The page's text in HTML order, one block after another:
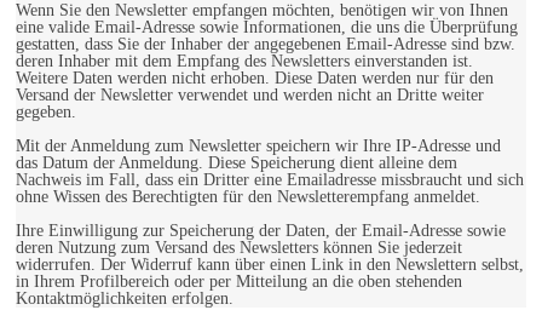
Wenn Sie den Newsletter empfangen möchten, benötigen wir von Ihnen
eine valide Email-Adresse sowie Informationen, die uns die Überprüfung
gestatten, dass Sie der Inhaber der angegebenen Email-Adresse sind bzw.
deren Inhaber mit dem Empfang des Newsletters einverstanden ist.
Weitere Daten werden nicht erhoben. Diese Daten werden nur für den
Versand der Newsletter verwendet und werden nicht an Dritte weiter
gegeben.
Mit der Anmeldung zum Newsletter speichern wir Ihre IP-Adresse und
das Datum der Anmeldung. Diese Speicherung dient alleine dem
Nachweis im Fall, dass ein Dritter eine Emailadresse missbraucht und sich
ohne Wissen des Berechtigten für den Newsletterempfang anmeldet.
Ihre Einwilligung zur Speicherung der Daten, der Email-Adresse sowie
deren Nutzung zum Versand des Newsletters können Sie jederzeit
widerrufen. Der Widerruf kann über einen Link in den Newslettern selbst,
in Ihrem Profilbereich oder per Mitteilung an die oben stehenden
Kontaktmöglichkeiten erfolgen.